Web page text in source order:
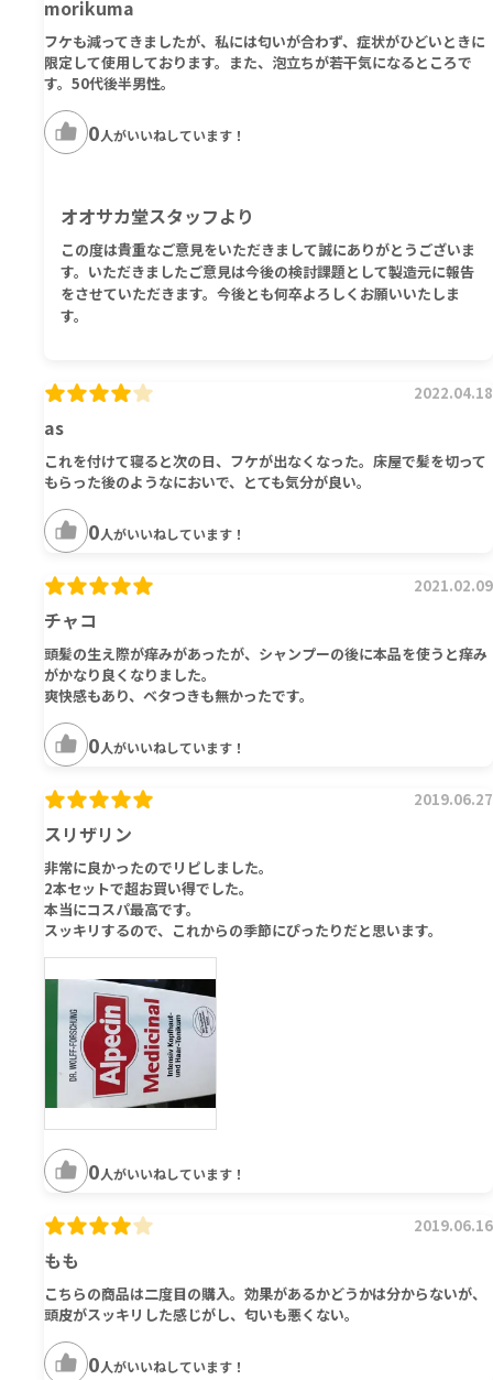
morikuma
フケも減ってきましたが、私には匂いが合わず、症状がひどいときに
限定して使用しております。また、泡立ちが若干気になるところで
す。50代後半男性。
0人がいいねしています！
オオサカ堂スタッフより
この度は貴重なご意見をいただきまして誠にありがとうございま
す。いただきましたご意見は今後の検討課題として製造元に報告
をさせていただきます。今後とも何卒よろしくお願いいたしま
す。
as
2022.04.18
これを付けて寝ると次の日、フケが出なくなった。床屋で髪を切って
もらった後のようなにおいで、とても気分が良い。
0人がいいねしています！
チャコ
2021.02.09
頭髪の生え際が痒みがあったが、シャンプーの後に本品を使うと痒み
がかなり良くなりました。
爽快感もあり、ベタつきも無かったです。
0人がいいねしています！
スリザリン
2019.06.27
非常に良かったのでリピしました。
2本セットで超お買い得でした。
本当にコスパ最高です。
スッキリするので、これからの季節にぴったりだと思います。
0人がいいねしています！
もも
2019.06.16
こちらの商品は二度目の購入。効果があるかどうかは分からないが、
頭皮がスッキリした感じがし、匂いも悪くない。
0人がいいねしています！